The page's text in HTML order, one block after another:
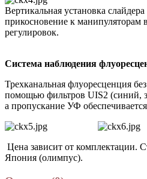
Вертикальная установка
прикосновение к манипуляторам
регулировок.
Система наблюдения
Трехканальная флуоресценция
помощью фильтров UIS2 (синий,
а пропускание УФ
Цена зависит от комплектации.
Япония (олимпус).